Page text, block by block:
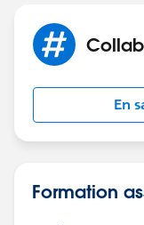
En
Formation